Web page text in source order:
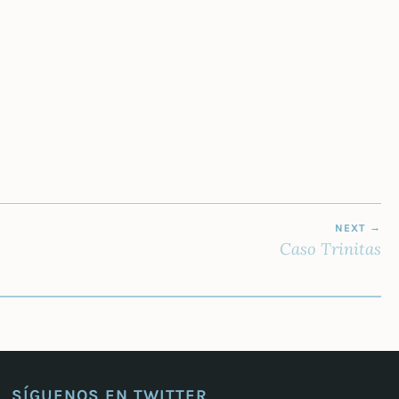
NEXT
Caso Trinitas